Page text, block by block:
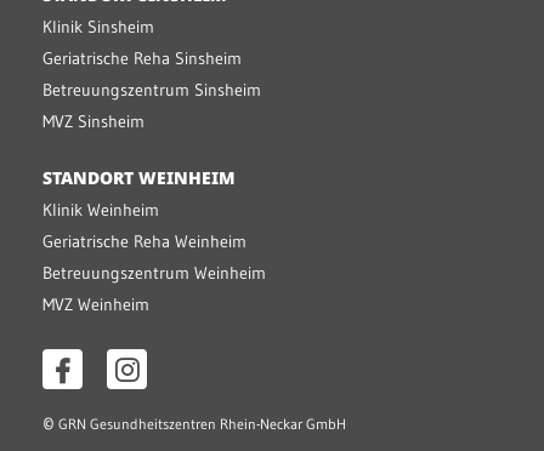
Klinik Sinsheim
Geriatrische Reha Sinsheim
Betreuungszentrum Sinsheim
MVZ Sinsheim
STANDORT WEINHEIM
Klinik Weinheim
Geriatrische Reha Weinheim
Betreuungszentrum Weinheim
MVZ Weinheim
© GRN Gesundheitszentren Rhein-Neckar GmbH